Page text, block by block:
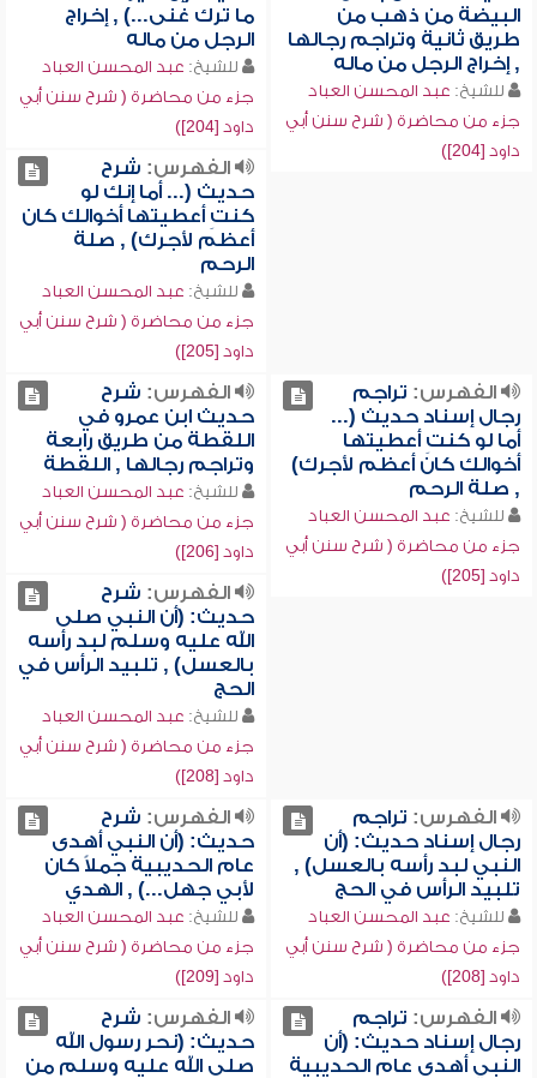
البيضة من ذهب من
طريق ثانية وتراجم رجالها
, إخراج الرجل من ماله
للشيخ: عبد المحسن العباد
جزء من محاضرة ( شرح سنن أبي
داود [204])
ما ترك غنى...) , إخراج
الرجل من ماله
للشيخ: عبد المحسن العباد
جزء من محاضرة ( شرح سنن أبي
داود [204])
الفهرس: شرح
حديث (... أما إنك لو
كنتِ أعطيتها أخوالك كان
أعظم لأجرك) , صلة
الرحم
للشيخ: عبد المحسن العباد
جزء من محاضرة ( شرح سنن أبي
داود [205])
الفهرس: تراجم
رجال إسناد حديث (...
أما لو كنتِ أعطيتها
أخوالك كان أعظم لأجرك)
, صلة الرحم
للشيخ: عبد المحسن العباد
جزء من محاضرة ( شرح سنن أبي
داود [205])
الفهرس: شرح
حديث ابن عمرو في
اللقطة من طريق رابعة
وتراجم رجالها , اللقطة
للشيخ: عبد المحسن العباد
جزء من محاضرة ( شرح سنن أبي
داود [206])
الفهرس: شرح
حديث: (أن النبي صلى
الله عليه وسلم لبد رأسه
بالعسل) , تلبيد الرأس في
الحج
للشيخ: عبد المحسن العباد
جزء من محاضرة ( شرح سنن أبي
داود [208])
الفهرس: تراجم
رجال إسناد حديث: (أن
النبي لبد رأسه بالعسل) ,
تلبيد الرأس في الحج
للشيخ: عبد المحسن العباد
جزء من محاضرة ( شرح سنن أبي
داود [208])
الفهرس: شرح
حديث: (أن النبي أهدى
عام الحديبية جملاً كان
لأبي جهل...) , الهدي
للشيخ: عبد المحسن العباد
جزء من محاضرة ( شرح سنن أبي
داود [209])
الفهرس: تراجم
رجال إسناد حديث: (أن
النبي أهدى عام الحديبية
الفهرس: شرح
حديث: (نحر رسول الله
صلى الله عليه وسلم من